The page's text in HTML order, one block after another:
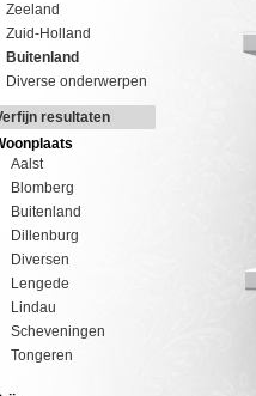
Zeeland
Zuid-Holland
Buitenland
Diverse onderwerpen
resultaten
Aalst
Blomberg
Buitenland
Dillenburg
Diversen
Lengede
Lindau
Scheveningen
Tongeren